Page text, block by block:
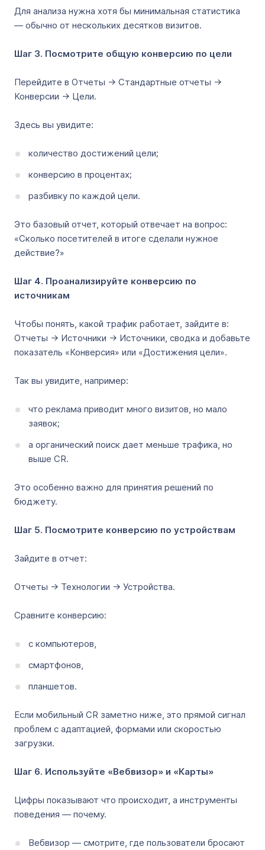
Для анализа нужна хотя бы минимальная статистика
— обычно от нескольких десятков визитов.
Шаг 3. Посмотрите общую конверсию по цели
Перейдите в Отчеты → Стандартные отчеты →
Конверсии → Цели.
Здесь вы увидите:
количество достижений цели;
конверсию в процентах;
разбивку по каждой цели.
Это базовый отчет, который отвечает на вопрос:
«Сколько посетителей в итоге сделали нужное
действие?»
Шаг 4. Проанализируйте конверсию по
источникам
Чтобы понять, какой трафик работает, зайдите в:
Отчеты → Источники → Источники, сводка и добавьте
показатель «Конверсия» или «Достижения цели».
Так вы увидите, например:
что реклама приводит много визитов, но мало
заявок;
а органический поиск дает меньше трафика, но
выше CR.
Это особенно важно для принятия решений по
бюджету.
Шаг 5. Посмотрите конверсию по устройствам
Зайдите в отчет:
Отчеты → Технологии → Устройства.
Сравните конверсию:
с компьютеров,
смартфонов,
планшетов.
Если мобильный CR заметно ниже, это прямой сигнал
проблем с адаптацией, формами или скоростью
загрузки.
Шаг 6. Используйте «Вебвизор» и «Карты»
Цифры показывают что происходит, а инструменты
поведения — почему.
Вебвизор — смотрите, где пользователи бросают